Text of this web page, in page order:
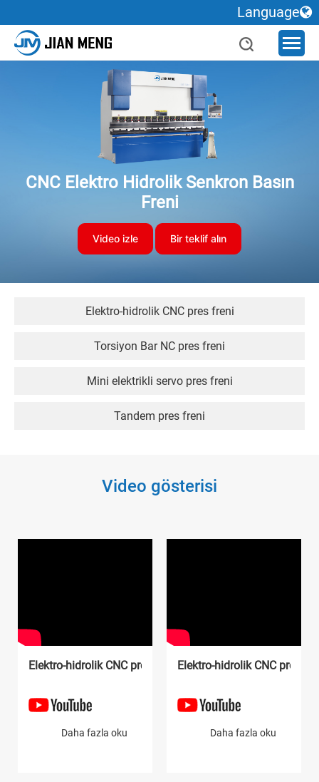
CNC Elektro Hidrolik Senkron Basın
Freni
Video izle Bir teklif alın
Elektro-hidrolik CNC pres freni
Torsiyon Bar NC pres freni
Mini elektrikli servo pres freni
Tandem pres freni
Video gösterisi
Elektro-hidrolik CNC pres freni
Daha fazla oku
Elektro-hidrolik CNC pres
Daha fazla oku
Language